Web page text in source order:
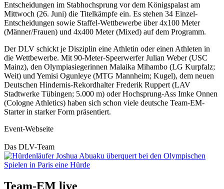
Entscheidungen im Stabhochsprung vor dem Königspalast am
Mittwoch (26. Juni) die Titelkämpfe ein. Es stehen 34 Einzel-
Entscheidungen sowie Staffel-Wettbewerbe über 4x100 Meter
(Männer/Frauen) und 4x400 Meter (Mixed) auf dem Programm.
Der DLV schickt je Disziplin eine Athletin oder einen Athleten in
die Wettbewerbe. Mit 90-Meter-Speerwerfer Julian Weber (USC
Mainz), den Olympiasiegerinnen Malaika Mihambo (LG Kurpfalz;
Weit) und Yemisi Ogunleye (MTG Mannheim; Kugel), dem neuen
Deutschen Hindernis-Rekordhalter Frederik Ruppert (LAV
Stadtwerke Tübingen; 5.000 m) oder Hochsprung-Ass Imke Onnen
(Cologne Athletics) haben sich schon viele deutsche Team-EM-
Starter in starker Form präsentiert.
Event-Webseite
Das DLV-Team
Team-EM live